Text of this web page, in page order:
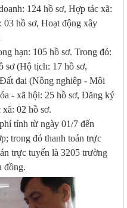
124 hồ sơ, Hợp tác xã:
hồ sơ, Hoạt động xây
hạn: 105 hồ sơ. Trong đó:
sơ (Hộ tịch: 17 hồ sơ,
đai (Nông nghiêp - Môi
- xã hội: 25 hồ sơ, Đăng ký
02 hồ sơ.
tính từ ngày 01/7 đến
trong đó thanh toán trực
trực tuyến là 3205 trường
đồng.